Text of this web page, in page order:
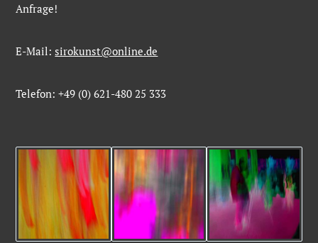
Anfrage!
E-Mail: sirokunst@online.de
Telefon: +49 (0) 621-480 25 333